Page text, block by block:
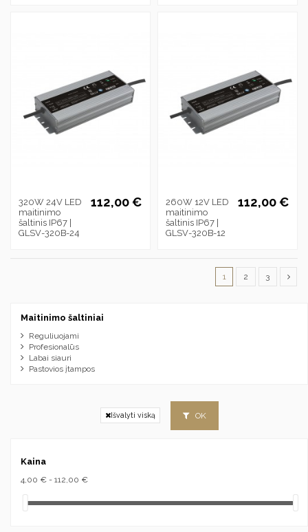
320W 24V LED
maitinimo
šaltinis IP67 |
GLSV-320B-24
112,00 €
260W 12V LED
maitinimo
šaltinis IP67 |
GLSV-320B-12
112,00 €
1 2 3
Maitinimo šaltiniai
Reguliuojami
Profesionalūs
Labai siauri
Pastovios įtampos
Išvalyti viską OK
Kaina
4,00 € - 112,00 €